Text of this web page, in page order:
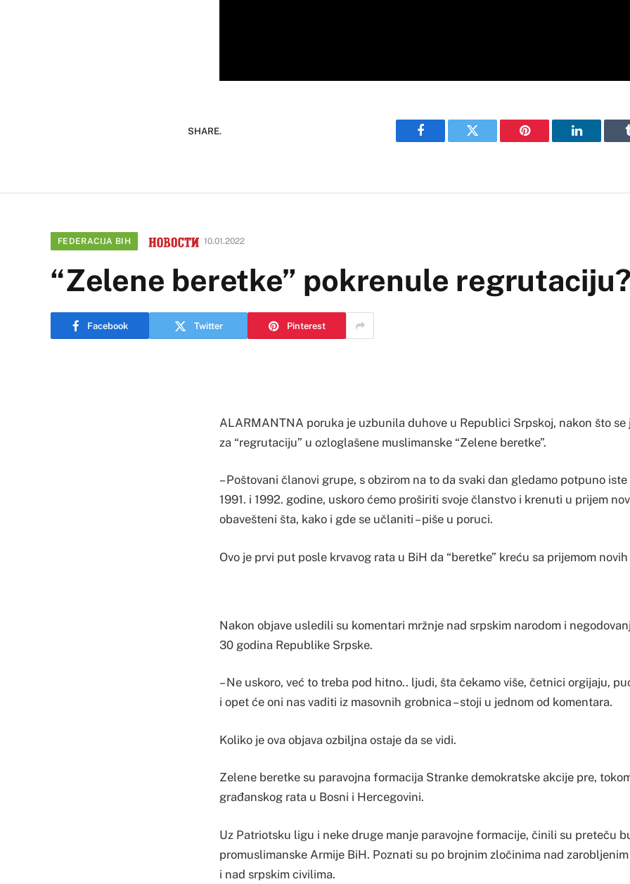
SHARE.
Facebook Twitter Pinterest LinkedIn
FEDERACIJA BIH 10.01.2022
“Zelene beretke” pokrenule regrutaciju?
Facebook Twitter Pinterest
ALARMANTNA poruka je uzbunila duhove u Republici Srpskoj, nakon što se
za “regrutaciju” u ozloglašene muslimanske “Zelene beretke”.
– Poštovani članovi grupe, s obzirom na to da svaki dan gledamo potpuno
1991. i 1992. godine, uskoro ćemo proširiti svoje članstvo i krenuti u prijem
obavešteni šta, kako i gde se učlaniti – piše u poruci.
Ovo je prvi put posle krvavog rata u BiH da “beretke” kreću sa prijemom
Nakon objave usledili su komentari mržnje nad srpskim narodom i
30 godina Republike Srpske.
– Ne uskoro, već to treba pod hitno.. ljudi, šta čekamo više, četnici orgijaju,
i opet će oni nas vaditi iz masovnih grobnica – stoji u jednom od komentara.
Koliko je ova objava ozbiljna ostaje da se vidi.
Zelene beretke su paravojna formacija Stranke demokratske akcije pre,
građanskog rata u Bosni i Hercegovini.
Uz Patriotsku ligu i neke druge manje paravojne formacije, činili su preteču
promuslimanske Armije BiH. Poznati su po brojnim zločinima nad
i nad srpskim civilima.